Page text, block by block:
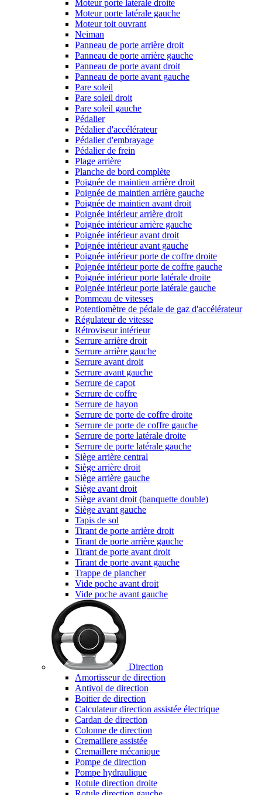
Moteur porte latérale droite
Moteur porte latérale gauche
Moteur toit ouvrant
Neiman
Panneau de porte arrière droit
Panneau de porte arrière gauche
Panneau de porte avant droit
Panneau de porte avant gauche
Pare soleil
Pare soleil droit
Pare soleil gauche
Pédalier
Pédalier d'accélérateur
Pédalier d'embrayage
Pédalier de frein
Plage arrière
Planche de bord complète
Poignée de maintien arrière droit
Poignée de maintien arrière gauche
Poignée de maintien avant droit
Poignée intérieur arrière droit
Poignée intérieur arrière gauche
Poignée intérieur avant droit
Poignée intérieur avant gauche
Poignée intérieur porte de coffre droite
Poignée intérieur porte de coffre gauche
Poignée intérieur porte latérale droite
Poignée intérieur porte latérale gauche
Pommeau de vitesses
Potentiomètre de pédale de gaz d'accélérateur
Régulateur de vitesse
Rétroviseur intérieur
Serrure arrière droit
Serrure arrière gauche
Serrure avant droit
Serrure avant gauche
Serrure de capot
Serrure de coffre
Serrure de hayon
Serrure de porte de coffre droite
Serrure de porte de coffre gauche
Serrure de porte latérale droite
Serrure de porte latérale gauche
Siège arrière central
Siège arrière droit
Siège arrière gauche
Siège avant droit
Siège avant droit (banquette double)
Siège avant gauche
Tapis de sol
Tirant de porte arrière droit
Tirant de porte arrière gauche
Tirant de porte avant droit
Tirant de porte avant gauche
Trappe de plancher
Vide poche avant droit
Vide poche avant gauche
Direction
Amortisseur de direction
Antivol de direction
Boitier de direction
Calculateur direction assistée électrique
Cardan de direction
Colonne de direction
Cremaillere assistée
Cremaillere mécanique
Pompe de direction
Pompe hydraulique
Rotule direction droite